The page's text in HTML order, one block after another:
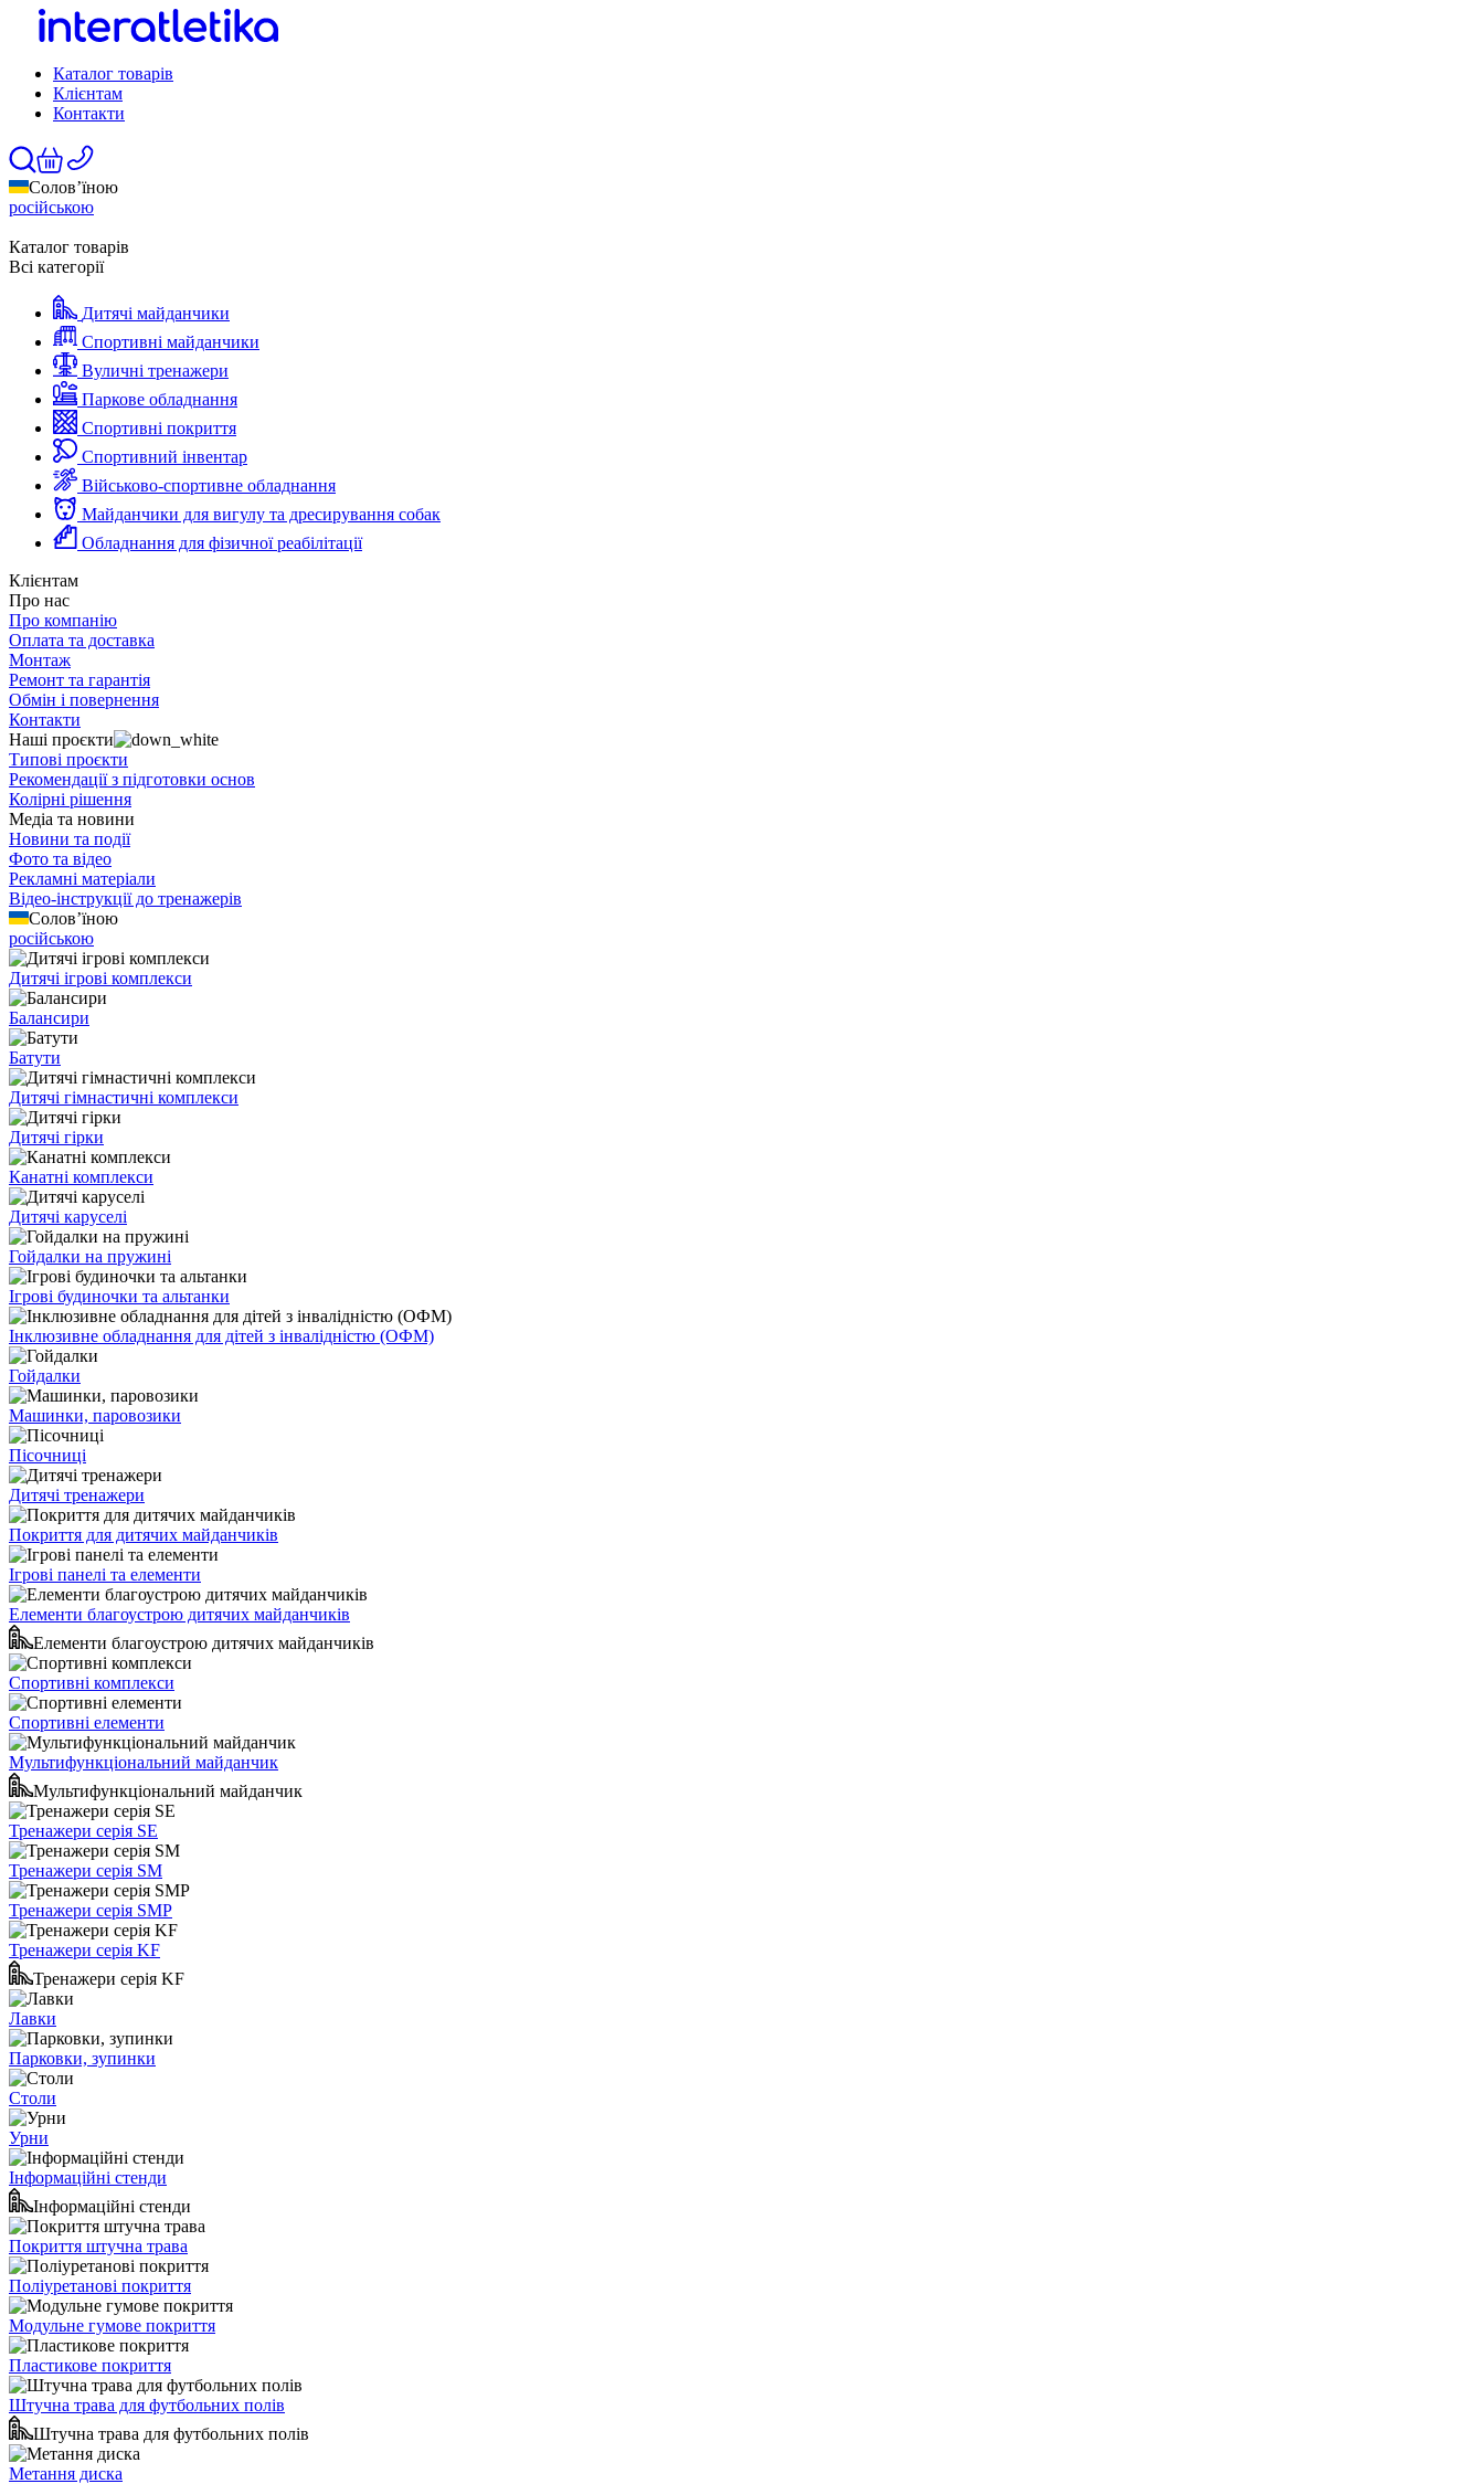
Каталог товарів
Клієнтам
Контакти
Солов’їною
російською
Каталог товарів
Всі категорії
Дитячі майданчики
Спортивні майданчики
Вуличні тренажери
Паркове обладнання
Спортивні покриття
Спортивний інвентар
Військово-спортивне обладнання
Майданчики для вигулу та дресирування собак
Обладнання для фізичної реабілітації
Клієнтам
Про нас
Про компанію
Оплата та доставка
Монтаж
Ремонт та гарантія
Обмін і повернення
Контакти
Наші проєкти
Типові проєкти
Рекомендації з підготовки основ
Колірні рішення
Медіа та новини
Новини та події
Фото та відео
Рекламні матеріали
Відео-інструкції до тренажерів
Солов’їною
російською
Дитячі ігрові комплекси
Балансири
Батути
Дитячі гімнастичні комплекси
Дитячі гірки
Канатні комплекси
Дитячі каруселі
Гойдалки на пружині
Ігрові будиночки та альтанки
Інклюзивне обладнання для дітей з інвалідністю (ОФМ)
Гойдалки
Машинки, паровозики
Пісочниці
Дитячі тренажери
Покриття для дитячих майданчиків
Ігрові панелі та елементи
Елементи благоустрою дитячих майданчиків
Елементи благоустрою дитячих майданчиків
Спортивні комплекси
Спортивні елементи
Мультифункціональний майданчик
Мультифункціональний майданчик
Тренажери серія SE
Тренажери серія SM
Тренажери серія SMP
Тренажери серія KF
Тренажери серія KF
Лавки
Парковки, зупинки
Столи
Урни
Інформаційні стенди
Інформаційні стенди
Покриття штучна трава
Поліуретанові покриття
Модульне гумове покриття
Пластикове покриття
Штучна трава для футбольних полів
Штучна трава для футбольних полів
Метання диска